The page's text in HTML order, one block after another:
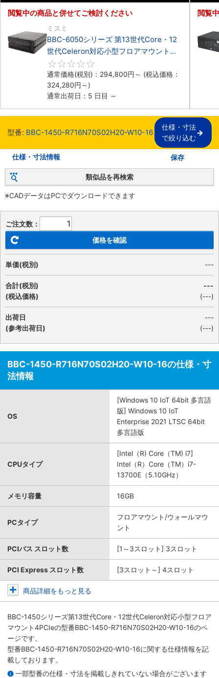
閲覧中の商品と併せてご検討ください
ミスミ
BBC-6050シリーズ 第13世代Core・12
世代Celeron対応小型フロアマウント
3PCIe
通常価格(税別)： 294,800円 ～ (税込価格：
324,280円 ～)
通常出荷日：5 日目 ～
閲覧
型番: BBC-1450-R716N70S02H20-W10-16
仕様・寸法
で絞り込む
仕様・寸法情報 保存
類似品を再検索
※CADデータはPCでダウンロードできます
ご注文数：
価格を確認
単価(税別) ---
合計(税別)
(税込価格)
---
(---)
出荷日
(参考出荷日)
---
(---)
BBC-1450-R716N70S02H20-W10-16の仕様・寸
法情報
OS
[Windows 10 IoT 64bit 多言語
版] Windows 10 IoT
Enterprise 2021 LTSC 64bit
多言語版
CPUタイプ
[Intel（R) Core（TM) i7]
Intel（R）Core（TM）i7-
13700E（5.10GHz）
メモリ容量 16GB
PCタイプ
フロアマウント/ウォールマウ
ント
PCIバス スロット数 [1～3スロット] 3スロット
PCI Express スロット数 [3スロット～] 4スロット
商品詳細をもっと見る
BBC-1450シリーズ第13世代Core・12世代Celeron対応小型フロア
マウント4PCIeの型番BBC-1450-R716N70S02H20-W10-16のペ
ージです。
型番BBC-1450-R716N70S02H20-W10-16に関する仕様情報を記
載しております。
一部型番の仕様・寸法を掲載しきれていない場合がございます